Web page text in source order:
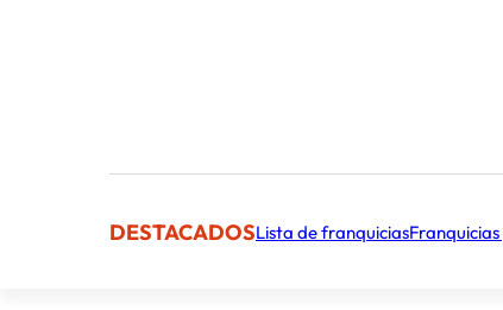
DESTACADOSLista de franquicias
Importe total para lanzar el proyecto,